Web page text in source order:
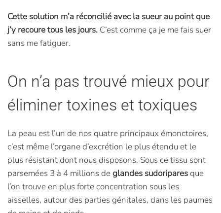
Cette solution m’a réconcilié avec la sueur au point que
j’y recoure tous les jours. C’est comme ça je me fais suer
sans me fatiguer.
On n’a pas trouvé mieux pour
éliminer toxines et toxiques
La peau est l’un de nos quatre principaux émonctoires,
c’est même l’organe d’excrétion le plus étendu et le
plus résistant dont nous disposons. Sous ce tissu sont
parsemées 3 à 4 millions deglandes sudoriparesque
l’on trouve en plus forte concentration sous les
aisselles, autour des parties génitales, dans les paumes